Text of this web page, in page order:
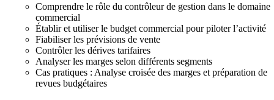
Comprendre le rôle du contrôleur de gestion dans le domaine
commercial
Établir et utiliser le budget commercial pour piloter l’activité
Fiabiliser les prévisions de vente
Contrôler les dérives tarifaires
Analyser les marges selon différents segments
Cas pratiques : Analyse croisée des marges et préparation de
revues budgétaires